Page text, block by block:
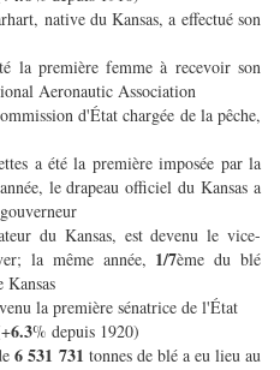
native du Kansas, a effectué son
la première femme à recevoir son
Aeronautic Association
d'État chargée de la pêche,
a été la première imposée par la
le drapeau officiel du Kansas a
du Kansas, est devenu le vice-
la même année, 1/7ème du blé
la première sénatrice de l'État
6.3% depuis 1920)
6 531 731 tonnes de blé a eu lieu au